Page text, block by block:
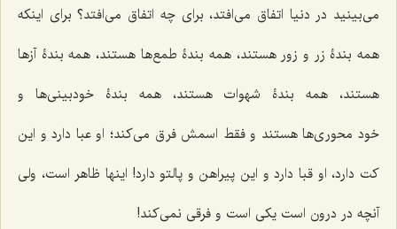
می‌بینید در دنیا اتفاق می‌افتد، برای چه اتفاق می‌افتد؟ برای اینکه
همه بندۀ زر و زور هستند، همه بندۀ طمع‌ها هستند، همه بندۀ آزها
هستند، همه بندۀ شهوات هستند، همه بندۀ خودبینی‌ها و
خود محوری‌ها هستند و فقط اسمش فرق می‌کند؛ او عبا دارد و این
کت دارد، او قبا دارد و این پیراهن و پالتو دارد! اینها ظاهر است، ولی
آنچه در درون است یکی است و فرقی نمی‌کند!